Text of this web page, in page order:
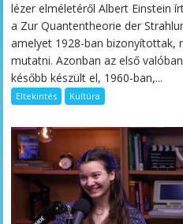
lézer elméletéről Albert Einstein
a Zur Quantentheorie der
amelyet 1928-ban bizonyítottak,
mutatni. Azonban az első
később készült el, 1960-ban,...
Eltekintés Kultúra